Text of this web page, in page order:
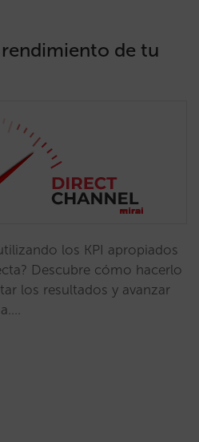
de tu
los KPI apropiados
Descubre cómo hacerlo
los resultados y avanzar